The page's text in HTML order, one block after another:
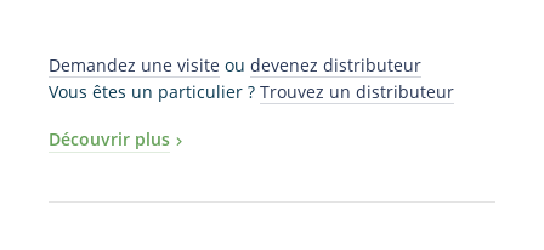
Demandez une visite ou devenez distributeur
Vous êtes un particulier ? Trouvez un distributeur
Découvrir plus